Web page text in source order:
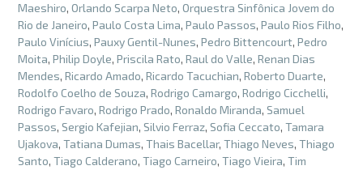
Maeshiro, Orlando Scarpa Neto, Orquestra Sinfônica Jovem do
Rio de Janeiro, Paulo Costa Lima, Paulo Passos, Paulo Rios Filho,
Paulo Vinícius, Pauxy Gentil-Nunes, Pedro Bittencourt, Pedro
Moita, Philip Doyle, Priscila Rato, Raul do Valle, Renan Dias
Mendes, Ricardo Amado, Ricardo Tacuchian, Roberto Duarte,
Rodolfo Coelho de Souza, Rodrigo Camargo, Rodrigo Cicchelli,
Rodrigo Favaro, Rodrigo Prado, Ronaldo Miranda, Samuel
Passos, Sergio Kafejian, Silvio Ferraz, Sofia Ceccato, Tamara
Ujakova, Tatiana Dumas, Thais Bacellar, Thiago Neves, Thiago
Santo, Tiago Calderano, Tiago Carneiro, Tiago Vieira, Tim